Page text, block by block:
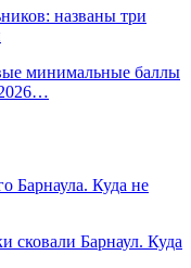
названы три
минимальные баллы
Барнаула. Куда не
сковали Барнаул. Куда